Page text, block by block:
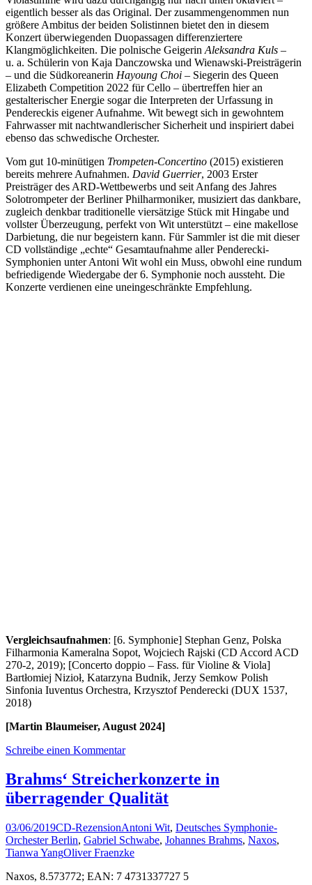
eigentlich besser als das Original. Der zusammengenommen nun
größere Ambitus der beiden Solistinnen bietet den in diesem
Konzert überwiegenden Duopassagen differenziertere
Klangmöglichkeiten. Die polnische Geigerin Aleksandra Kuls –
u. a. Schülerin von Kaja Danczowska und Wienawski-Preisträgerin
– und die Südkoreanerin Hayoung Choi – Siegerin des Queen
Elizabeth Competition 2022 für Cello – übertreffen hier an
gestalterischer Energie sogar die Interpreten der Urfassung in
Pendereckis eigener Aufnahme. Wit bewegt sich in gewohntem
Fahrwasser mit nachtwandlerischer Sicherheit und inspiriert dabei
ebenso das schwedische Orchester.
Vom gut 10-minütigen Trompeten-Concertino (2015) existieren
bereits mehrere Aufnahmen. David Guerrier, 2003 Erster
Preisträger des ARD-Wettbewerbs und seit Anfang des Jahres
Solotrompeter der Berliner Philharmoniker, musiziert das dankbare,
zugleich denkbar traditionelle viersätzige Stück mit Hingabe und
vollster Überzeugung, perfekt von Wit unterstützt – eine makellose
Darbietung, die nur begeistern kann. Für Sammler ist die mit dieser
CD vollständige „echte“ Gesamtaufnahme aller Penderecki-
Symphonien unter Antoni Wit wohl ein Muss, obwohl eine rundum
befriedigende Wiedergabe der 6. Symphonie noch aussteht. Die
Konzerte verdienen eine uneingeschränkte Empfehlung.
Vergleichsaufnahmen: [6. Symphonie] Stephan Genz, Polska
Filharmonia Kameralna Sopot, Wojciech Rajski (CD Accord ACD
270-2, 2019); [Concerto doppio – Fass. für Violine & Viola]
Bartłomiej Nizioł, Katarzyna Budnik, Jerzy Semkow Polish
Sinfonia Iuventus Orchestra, Krzysztof Penderecki (DUX 1537,
2018)
[Martin Blaumeiser, August 2024]
Schreibe einen Kommentar
Brahms‘ Streicherkonzerte in
überragender Qualität
03/06/2019CD-RezensionAntoni Wit, Deutsches Symphonie-
Orchester Berlin, Gabriel Schwabe, Johannes Brahms, Naxos,
Tianwa YangOliver Fraenzke
Naxos, 8.573772; EAN: 7 4731337727 5